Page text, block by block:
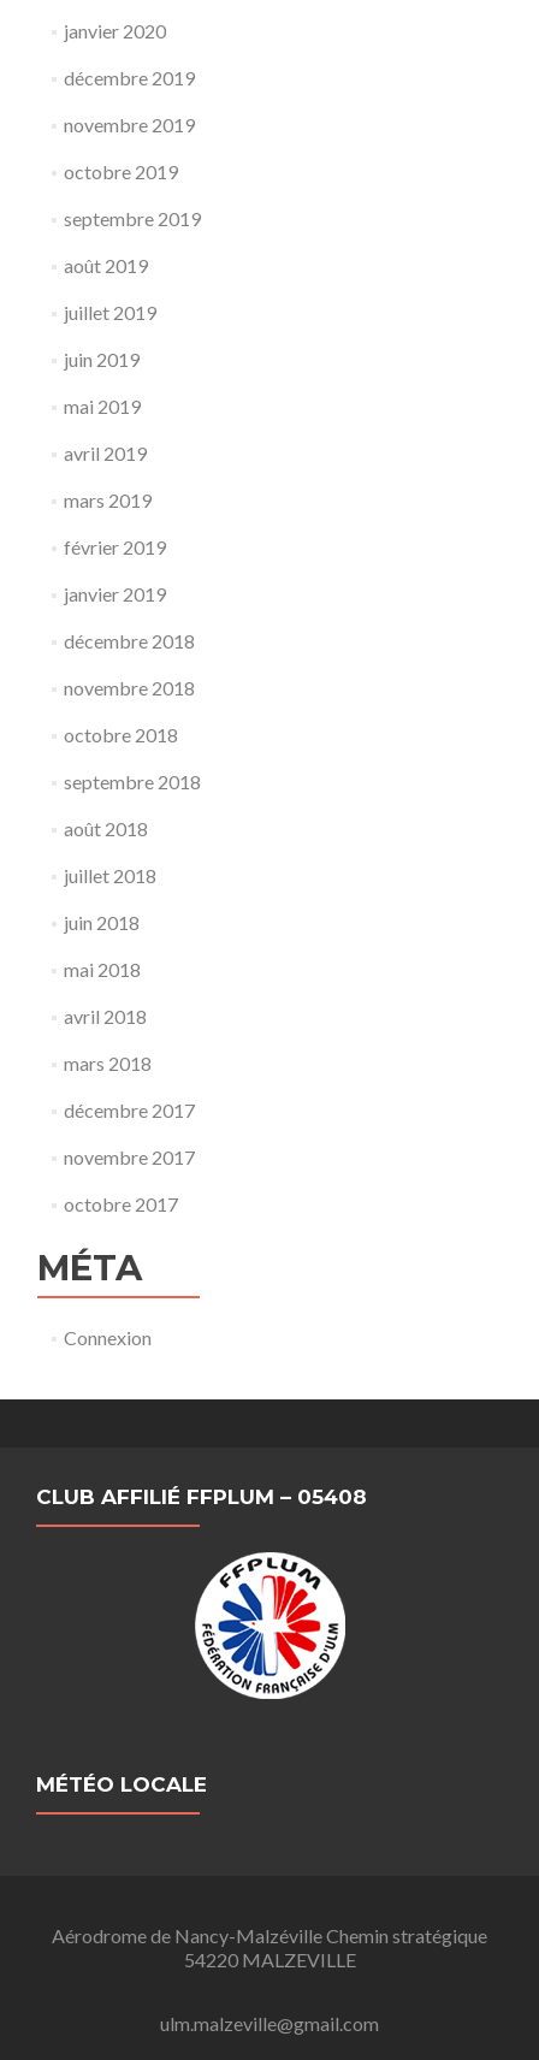
janvier 2020
décembre 2019
novembre 2019
octobre 2019
septembre 2019
août 2019
juillet 2019
juin 2019
mai 2019
avril 2019
mars 2019
février 2019
janvier 2019
décembre 2018
novembre 2018
octobre 2018
septembre 2018
août 2018
juillet 2018
juin 2018
mai 2018
avril 2018
mars 2018
décembre 2017
novembre 2017
octobre 2017
MÉTA
Connexion
CLUB AFFILIÉ FFPLUM – 05408
MÉTÉO LOCALE
Aérodrome de Nancy-Malzéville Chemin stratégique
54220 MALZEVILLE
ulm.malzeville@gmail.com